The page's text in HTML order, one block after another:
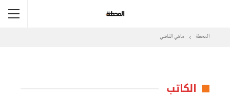
المحطة ماهي القاضي
الكاتب